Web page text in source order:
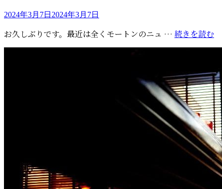
た
と
投
日:
2024年3月7日 2024年3月7日
お久しぶりです。最近は全くモートンのニュ … 続きを読む
ル
ボ
ー
ド
65
周
年
記
念
ベ